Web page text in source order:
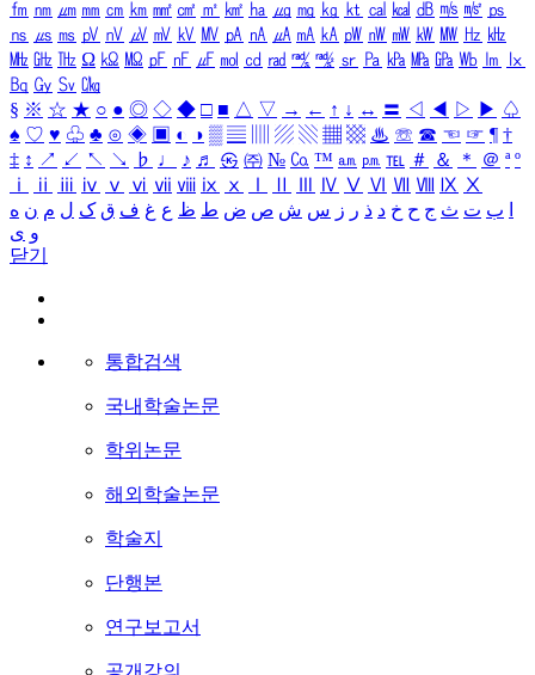
㎙ ㎚ ㎛ ㎜ ㎝ ㎞ ㎟ ㎠ ㎡ ㎢ ㏊ ㎍ ㎎ ㎏ ㏏ ㎈ ㎉ ㏈ ㎧ ㎨ ㎰
㎱ ㎲ ㎳ ㎴ ㎵ ㎶ ㎷ ㎸ ㎹ ㎀ ㎁ ㎂ ㎃ ㎄ ㎺ ㎻ ㎽ ㎾ ㎿ ㎐ ㎑
㎒ ㎓ ㎔ Ω ㏀ ㏁ ㎊ ㎋ ㎌ ㏖ ㏅ ㎭ ㎮ ㎯ ㏛ ㎩ ㎪ ㎫ ㎬ ㏝ ㏐
㏓
㏃ ㏉ ㏜ ㏆
§ ※ ☆ ★ ○ ● ◎ ◇ ◆ □ ■ △ ▽ → ← ↑ ↓ ↔ 〓 ◁ ◀ ▷ ▶ ♤
♠ ♡ ♥ ♧ ♣ ⊙ ◈ ▣ ◐ ◑ ▒ ▤ ▨ ▧ ▦ ▩ ♨ ☏ ☎ ☜ ☞ ¶ †
‡ ↕ ↗ ↙ ↖ ↘ ♭ ♩ ♪ ♬ ㉿ ㈜ № ㏇ ™ ㏂ ㏘ ℡ ＃ ＆ ＊ ＠ ª º
ⅰ
ⅱ ⅲ ⅳ ⅴ ⅵ ⅶ ⅷ ⅸ ⅹ Ⅳ Ⅴ Ⅵ Ⅶ Ⅷ Ⅸ Ⅹ
ب ت ث ج ح خ د ذ ر ز س ش ص ض ط ظ ع غ ف ق ک ل م ن ه
و ی
닫기
통합검색
국내학술논문
학위논문
해외학술논문
학술지
단행본
연구보고서